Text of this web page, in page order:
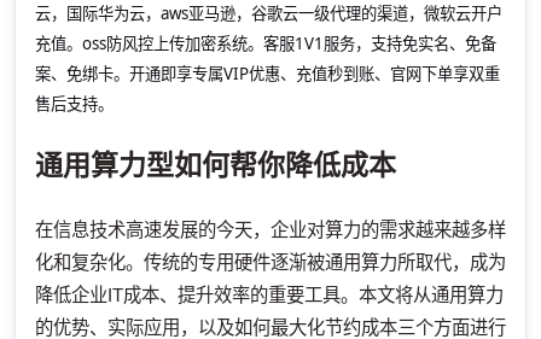
云，国际华为云，aws亚马逊，谷歌云一级代理的渠道，微软云开户
充值。oss防风控上传加密系统。客服1V1服务，支持免实名、免备
案、免绑卡。开通即享专属VIP优惠、充值秒到账、官网下单享双重
售后支持。
通用算力型如何帮你降低成本
在信息技术高速发展的今天，企业对算力的需求越来越多样
化和复杂化。传统的专用硬件逐渐被通用算力所取代，成为
降低企业IT成本、提升效率的重要工具。本文将从通用算力
的优势、实际应用，以及如何最大化节约成本三个方面进行